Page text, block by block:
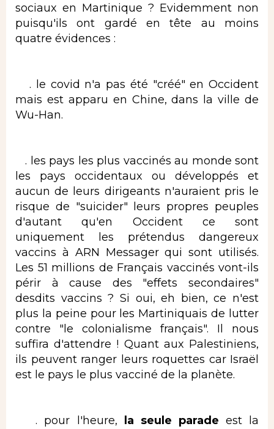
sociaux en Martinique ? Evidemment non
puisqu'ils ont gardé en tête au moins
quatre évidences :
. le covid n'a pas été "créé" en Occident
mais est apparu en Chine, dans la ville de
Wu-Han.
. les pays les plus vaccinés au monde sont
les pays occidentaux ou développés et
aucun de leurs dirigeants n'auraient pris le
risque de "suicider" leurs propres peuples
d'autant qu'en Occident ce sont
uniquement les prétendus dangereux
vaccins à ARN Messager qui sont utilisés.
Les 51 millions de Français vaccinés vont-ils
périr à cause des "effets secondaires"
desdits vaccins ? Si oui, eh bien, ce n'est
plus la peine pour les Martiniquais de lutter
contre "le colonialisme français". Il nous
suffira d'attendre ! Quant aux Palestiniens,
ils peuvent ranger leurs roquettes car Israël
est le pays le plus vacciné de la planète.
. pour l'heure, la seule parade est la